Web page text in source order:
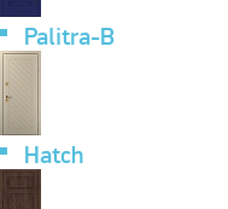
Palitra-B
Hatch